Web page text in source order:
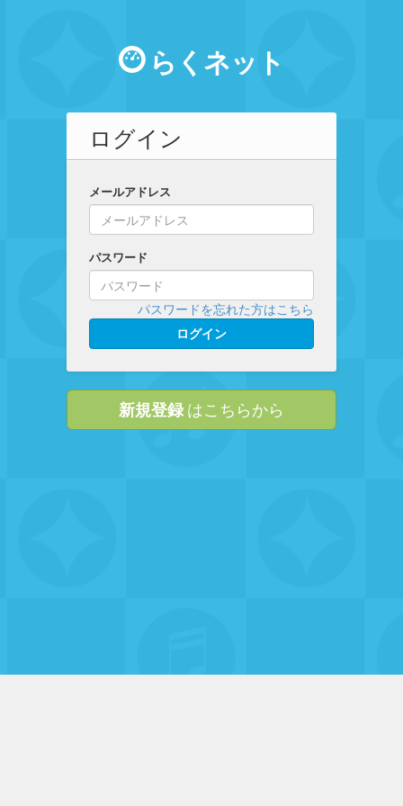
らくネット
ログイン
メールアドレス
パスワード
パスワードを忘れた方はこちら
ログイン
新規登録 はこちらから